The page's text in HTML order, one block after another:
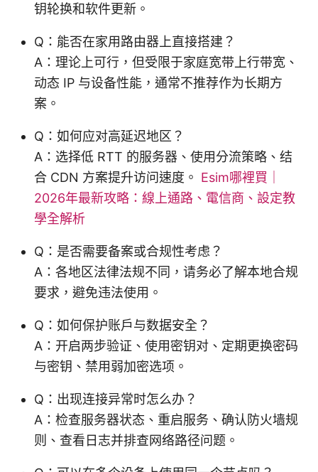
钥轮换和软件更新。
Q：能否在家用路由器上直接搭建？
A：理论上可行，但受限于家庭宽带上行带宽、
动态 IP 与设备性能，通常不推荐作为长期方
案。
Q：如何应对高延迟地区？
A：选择低 RTT 的服务器、使用分流策略、结
合 CDN 方案提升访问速度。 Esim哪裡買｜
2026年最新攻略：線上通路、電信商、設定教
學全解析
Q：是否需要备案或合规性考虑？
A：各地区法律法规不同，请务必了解本地合规
要求，避免违法使用。
Q：如何保护账户与数据安全？
A：开启两步验证、使用密钥对、定期更换密码
与密钥、禁用弱加密选项。
Q：出现连接异常时怎么办？
A：检查服务器状态、重启服务、确认防火墙规
则、查看日志并排查网络路径问题。